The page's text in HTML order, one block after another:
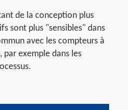
de la conception plus
sont plus "sensibles" dans
avec les compteurs à
exemple dans les